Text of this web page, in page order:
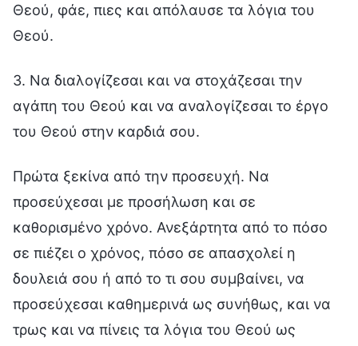
Θεού, φάε, πιες και απόλαυσε τα λόγια του
Θεού.
3. Nα διαλογίζεσαι και να στοχάζεσαι την
αγάπη του Θεού και να αναλογίζεσαι το έργο
του Θεού στην καρδιά σου.
Πρώτα ξεκίνα από την προσευχή. Να
προσεύχεσαι με προσήλωση και σε
καθορισμένο χρόνο. Ανεξάρτητα από το πόσο
σε πιέζει ο χρόνος, πόσο σε απασχολεί η
δουλειά σου ή από το τι σου συμβαίνει, να
προσεύχεσαι καθημερινά ως συνήθως, και να
τρως και να πίνεις τα λόγια του Θεού ως